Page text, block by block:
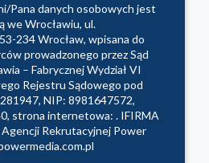
Pana danych osobowych jest
we Wrocławiu, ul.
234 Wrocław, wpisana do
prowadzonego przez Sąd
– Fabrycznej Wydział VI
Rejestru Sądowego pod
NIP: 8981647572,
strona internetowa: . IFIRMA
Agencji Rekrutacyjnej Power